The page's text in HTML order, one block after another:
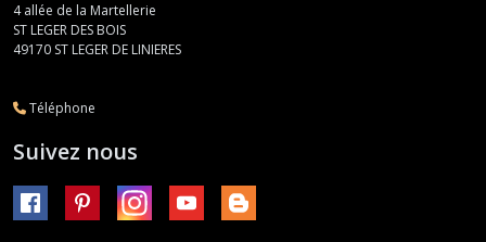
4 allée de la Martellerie
ST LEGER DES BOIS
49170 ST LEGER DE LINIERES
Téléphone
Suivez nous